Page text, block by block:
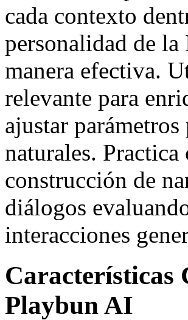
cada contexto
personalidad de
manera efectiva.
relevante para
ajustar parámetros
naturales.
construcción de
diálogos
interacciones
Características
Playbun AI